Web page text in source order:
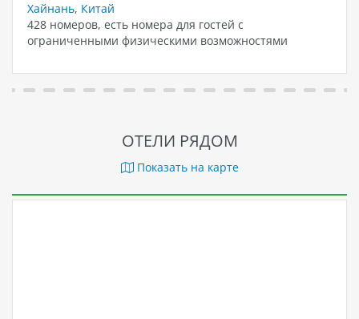
Хайнань, Китай
428 номеров, есть номера для гостей с
ограниченными физическими возможностями
ОТЕЛИ РЯДОМ
Показать на карте